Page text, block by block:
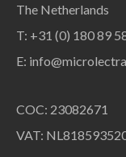
The Netherlands
T: +31 (0) 180 89
E:
COC: 23082671
VAT: